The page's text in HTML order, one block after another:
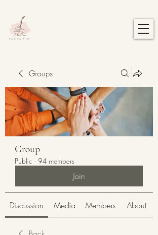
Groups
Group
Public · 94 members
Join
Discussion Media Members About